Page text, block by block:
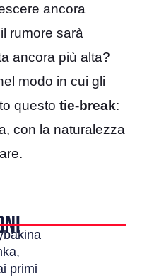
ancora
rumore sarà
ancora più alta?
modo in cui gli
questo tie-break:
con la naturalezza
primi